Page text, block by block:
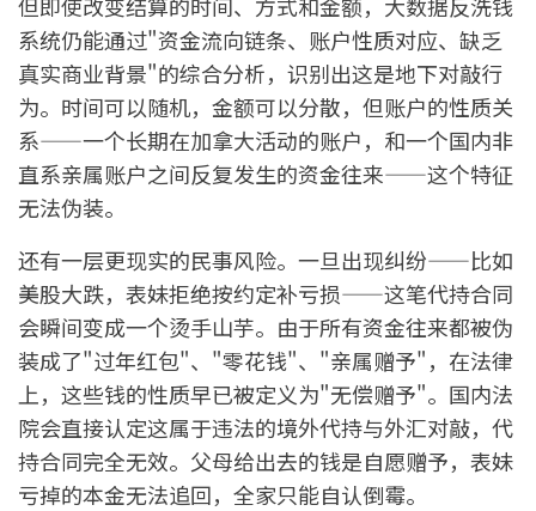
系统仍能通过"资金流向链条、账户性质对应、缺乏
真实商业背景"的综合分析，识别出这是地下对敲行
为。时间可以随机，金额可以分散，但账户的性质关
系——一个长期在加拿大活动的账户，和一个国内非
直系亲属账户之间反复发生的资金往来——这个特征
无法伪装。
还有一层更现实的民事风险。一旦出现纠纷——比如
美股大跌，表妹拒绝按约定补亏损——这笔代持合同
会瞬间变成一个烫手山芋。由于所有资金往来都被伪
装成了"过年红包"、"零花钱"、"亲属赠予"，在法律
上，这些钱的性质早已被定义为"无偿赠予"。国内法
院会直接认定这属于违法的境外代持与外汇对敲，代
持合同完全无效。父母给出去的钱是自愿赠予，表妹
亏掉的本金无法追回，全家只能自认倒霉。